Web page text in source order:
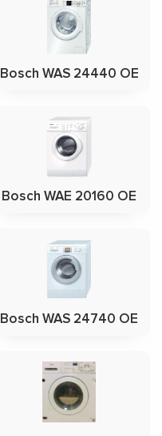
Bosch WAS 24440 OE
Bosch WAE 20160 OE
Bosch WAS 24740 OE